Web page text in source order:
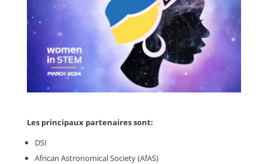
Les principaux partenaires sont:
DSI
African Astronomical Society (AfAS)